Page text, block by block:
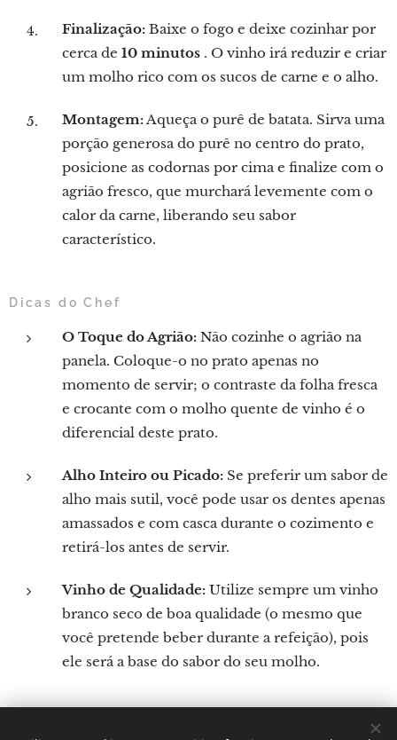
Finalização: Baixe o fogo e deixe cozinhar por
cerca de 10 minutos . O vinho irá reduzir e criar
um molho rico com os sucos de carne e o alho.
Montagem:Aqueça o purê de batata. Sirva uma
porção generosa do purê no centro do prato,
posicione as codornas por cima e finalize com o
agrião fresco, que murchará levemente com o
calor da carne, liberando seu sabor
característico.
Dicas do Chef
O Toque do Agrião: Não cozinhe o agrião na
panela. Coloque-o no prato apenas no
momento de servir; o contraste da folha fresca
e crocante com o molho quente de vinho é o
diferencial deste prato.
Alho Inteiro ou Picado: Se preferir um sabor de
alho mais sutil, você pode usar os dentes apenas
amassados ​​e com casca durante o cozimento e
retirá-los antes de servir.
Vinho de Qualidade: Utilize sempre um vinho
branco seco de boa qualidade (o mesmo que
você pretende beber durante a refeição), pois
ele será a base do sabor do seu molho.